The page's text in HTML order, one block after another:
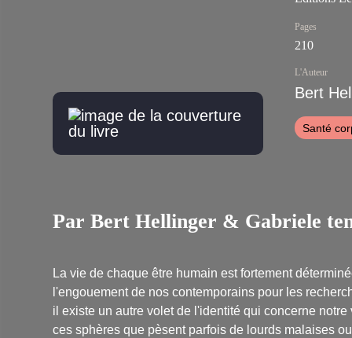
Pages
210
L'Auteur
Bert
Santé
Par Bert Hellinger & Gabriele
La vie de chaque être humain est fortement
l'engouement de nos contemporains pour les
il existe un autre volet de l'identité qui concerne
ces sphères que pèsent parfois de lourds malaises